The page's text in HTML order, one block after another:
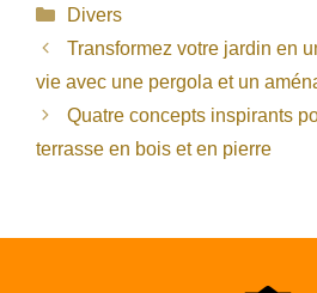
Catégories
Divers
Transformez votre jardin en
vie avec une pergola et un
Quatre concepts inspirants
terrasse en bois et en pierre